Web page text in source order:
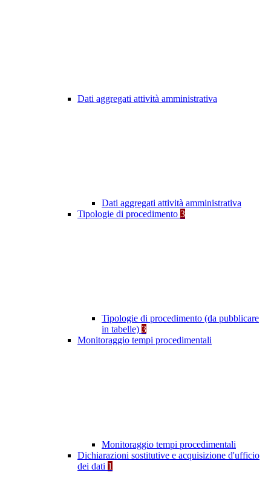
Dati aggregati attività amministrativa
Dati aggregati attività amministrativa
Tipologie di procedimento 3
Tipologie di procedimento (da pubblicare
in tabelle) 3
Monitoraggio tempi procedimentali
Monitoraggio tempi procedimentali
Dichiarazioni sostitutive e acquisizione d'ufficio
dei dati 1